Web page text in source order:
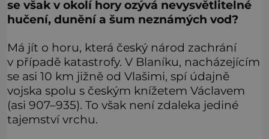
se však v okolí hory ozývá nevysvětlitelné
hučení, dunění a šum neznámých vod?
Má jít o horu, která český národ zachrání
v případě katastrofy. V Blaníku, nacházejícím
se asi 10 km jižně od Vlašimi, spí údajně
vojska spolu s českým knížetem Václavem
(asi 907–935). To však není zdaleka jediné
tajemství vrchu.